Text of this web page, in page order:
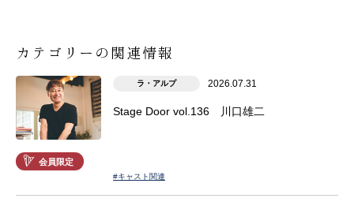
カテゴリーの関連情報
会員限定
ラ・アルプ 2026.07.31
Stage Door vol.136 川口雄二
#キャスト関連